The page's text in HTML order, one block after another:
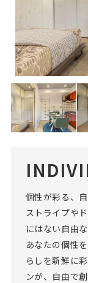
個性が彩る、
ストライプや
にはない自由な
あなたの個性
らしを新鮮に
ンが、自由で